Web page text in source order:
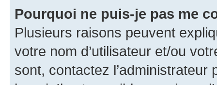
Pourquoi ne puis-je pas me
Plusieurs raisons peuvent
votre nom d’utilisateur et/ou
sont, contactez l’administrateur